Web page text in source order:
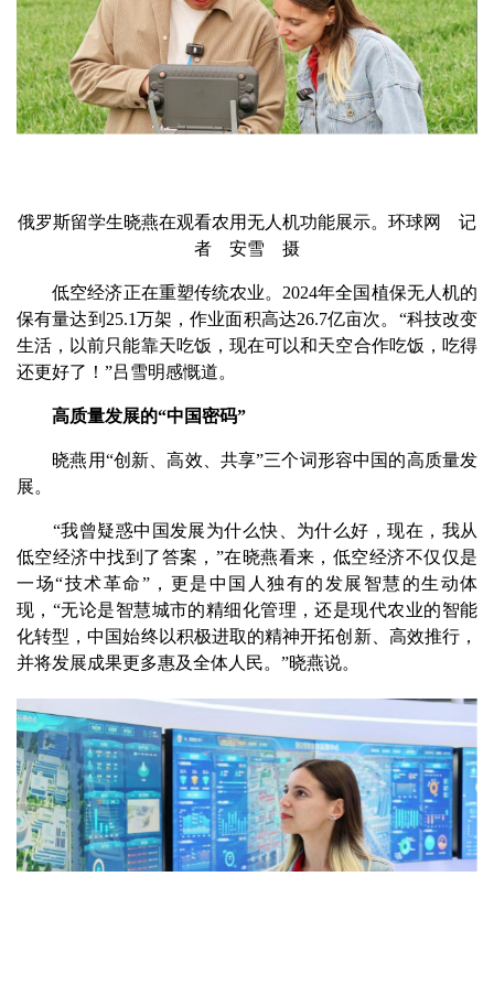
俄罗斯留学生晓燕在观看农用无人机功能展示。环球网 记
者 安雪 摄
低空经济正在重塑传统农业。2024年全国植保无人机的
保有量达到25.1万架，作业面积高达26.7亿亩次。“科技改变
生活，以前只能靠天吃饭，现在可以和天空合作吃饭，吃得
还更好了！”吕雪明感慨道。
高质量发展的“中国密码”
晓燕用“创新、高效、共享”三个词形容中国的高质量发
展。
“我曾疑惑中国发展为什么快、为什么好，现在，我从
低空经济中找到了答案，”在晓燕看来，低空经济不仅仅是
一场“技术革命”，更是中国人独有的发展智慧的生动体
现，“无论是智慧城市的精细化管理，还是现代农业的智能
化转型，中国始终以积极进取的精神开拓创新、高效推行，
并将发展成果更多惠及全体人民。”晓燕说。